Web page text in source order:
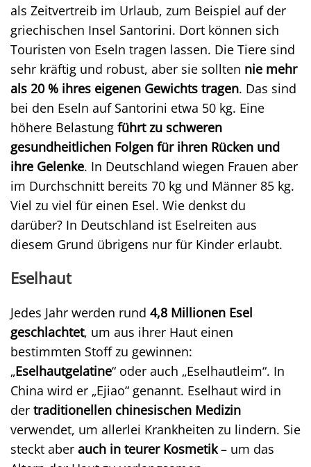
als Zeitvertreib im Urlaub, zum Beispiel auf der
griechischen Insel Santorini. Dort können sich
Touristen von Eseln tragen lassen. Die Tiere sind
sehr kräftig und robust, aber sie sollten nie mehr
als 20 % ihres eigenen Gewichts tragen. Das sind
bei den Eseln auf Santorini etwa 50 kg. Eine
höhere Belastung führt zu schweren
gesundheitlichen Folgen für ihren Rücken und
ihre Gelenke. In Deutschland wiegen Frauen aber
im Durchschnitt bereits 70 kg und Männer 85 kg.
Viel zu viel für einen Esel. Wie denkst du
darüber? In Deutschland ist Eselreiten aus
diesem Grund übrigens nur für Kinder erlaubt.
Eselhaut
Jedes Jahr werden rund 4,8 Millionen Esel
geschlachtet, um aus ihrer Haut einen
bestimmten Stoff zu gewinnen:
„Eselhautgelatine“ oder auch „Eselhautleim“. In
China wird er „Ejiao“ genannt. Eselhaut wird in
der traditionellen chinesischen Medizin
verwendet, um allerlei Krankheiten zu lindern. Sie
steckt aber auch in teurer Kosmetik– um das